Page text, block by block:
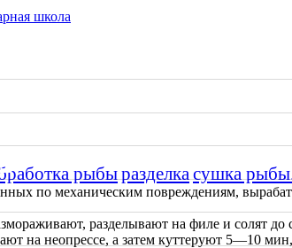
рыбы
рыбыразделка сушка
по механическим повреждениям,
разделывают на филе и солят
на неопрессе, а затем куттеруют 5—10